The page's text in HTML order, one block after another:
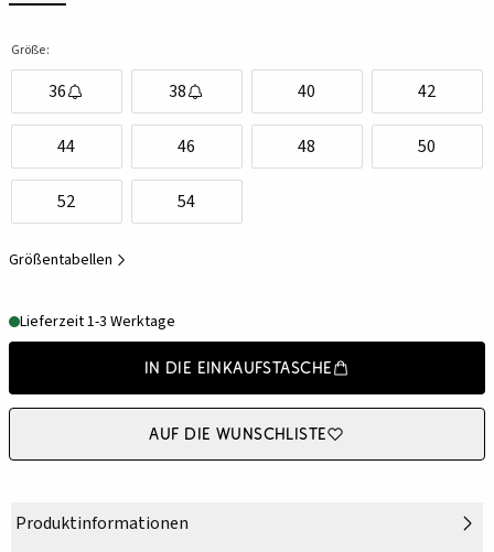
Größe:
36 38 40 42
44 46 48 50
52 54
Größentabellen
Lieferzeit 1-3 Werktage
In die Einkaufstasche
Auf die Wunschliste
Produktinformationen